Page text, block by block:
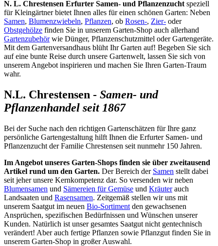
Schnittsalat A couper feuille ...
0,69 €
Lauchzwiebel Winterhecke Fredd ...
1,09 €
Zierlauch Party Balloon
Weiße Kaiserkrone
8,63 €
N. L. Chrestensen Erfurter Samen- und Pflanzenzucht speziell
für Kleingärtner bietet Ihnen alles für einen schönen Garten: Neben
Samen, Blumenzwiebeln, Pflanzen, ob Rosen-, Zier- oder
Obstgehölze finden Sie in unserem Garten-Shop auch allerhand
Gartenzubehörwie Dünger, Pflanzenschutzmittel oder Gartengeräte.
Mit dem Gartenversandhaus blüht Ihr Garten auf! Begeben Sie sich
auf eine bunte Reise durch unsere Gartenwelt, lassen Sie sich von
unserem Angebot inspirieren und machen Sie Ihren Garten-Traum
wahr.
N.L. Chrestensen - Samen- und
Pflanzenhandel seit 1867
Bei der Suche nach den richtigen Gartenschätzen für Ihre ganz
persönliche Gartengestaltung hilft Ihnen die Erfurter Samen- und
Pflanzenzucht der Familie Chrestensen seit nunmehr 150 Jahren.
Im Angebot unseres Garten-Shops finden sie über zweitausend
Artikel rund um den Garten. Der Bereich der Samen stellt dabei
seit jeher unsere Kernkompetenz dar. So versenden wir neben
Blumensamen und Sämereien für Gemüse und Kräuterauch
Landsaaten und Rasensamen. Zeitgemäß stellen wir uns mit
unserem Saatgut im neuen Bio-Sortiment den gewachsenen
Ansprüchen, spezifischen Bedürfnissen und Wünschen unserer
Kunden. Natürlich ist unser gesamtes Saatgut nicht gentechnisch
verändert! Aber auch fertige Pflanzen sowie Pflanzgut finden Sie in
unserem Garten-Shop in großer Auswahl.